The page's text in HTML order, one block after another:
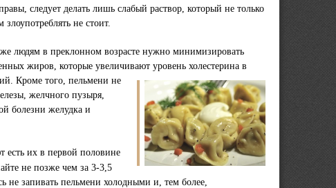
следует делать лишь слабый раствор, который не только
не стоит.
людям в преклонном возрасте нужно минимизировать
жиров, которые увеличивают уровень холестерина в
Кроме того, пельмени не
желчного пузыря,
болезни желудка и
есть их в первой половине
не позже чем за 3-3,5
не запивать пельмени холодными и, тем более,